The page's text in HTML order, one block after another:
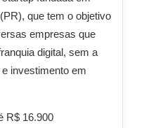
que tem o objetivo
empresas que
digital, sem a
investimento em
R$ 16.900